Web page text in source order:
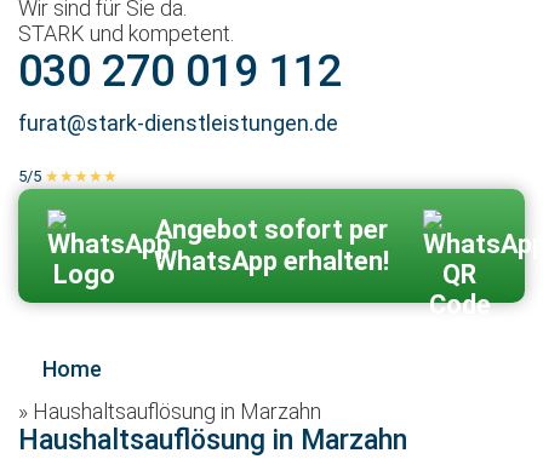
Wir sind für Sie da.
STARK und kompetent.
030 270 019 112
furat@stark-dienstleistungen.de
5/5 ★★★★★
100 % echte Kundenbewertungen
Zum KontaktformularAngebot sofort per
WhatsApp erhalten!
Home
» Haushaltsauflösung in Marzahn
Haushaltsauflösung in Marzahn